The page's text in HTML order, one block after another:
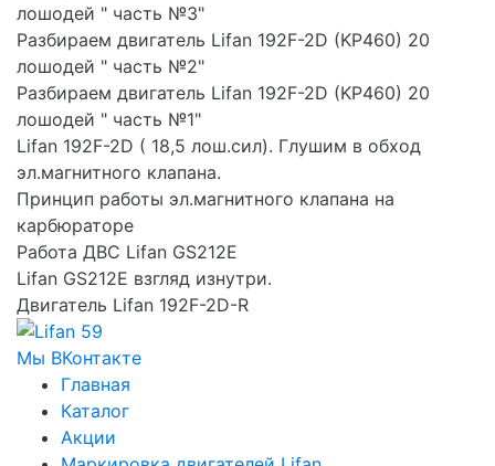
лошодей " часть №3"
Разбираем двигатель Lifan 192F-2D (KP460) 20
лошодей " часть №2"
Разбираем двигатель Lifan 192F-2D (KP460) 20
лошодей " часть №1"
Lifan 192F-2D ( 18,5 лош.сил). Глушим в обход
эл.магнитного клапана.
Принцип работы эл.магнитного клапана на
карбюраторе
Работа ДВС Lifan GS212E
Lifan GS212E взгляд изнутри.
Двигатель Lifan 192F-2D-R
Мы ВКонтакте
Главная
Каталог
Акции